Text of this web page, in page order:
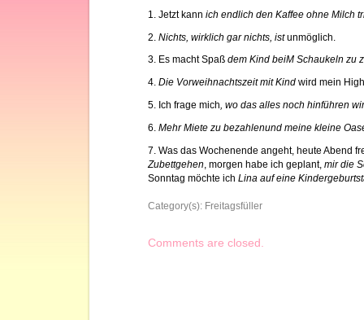
1. Jetzt kann ich endlich den Kaffee ohne Milch
2. Nichts, wirklich gar nichts, istunmöglich.
3. Es macht Spaß dem Kind beiM Schaukeln zu
4. Die Vorweihnachtszeit mit Kind wird mein
5. Ich frage mich, wo das alles noch hinführen
6. Mehr Miete zu bezahlenund meine kleine
7. Was das Wochenende angeht, heute Abend
Zubettgehen , morgen habe ich geplant, mir die
Sonntag möchte ich Lina auf eine
Category(s): Freitagsfüller
Comments are closed.